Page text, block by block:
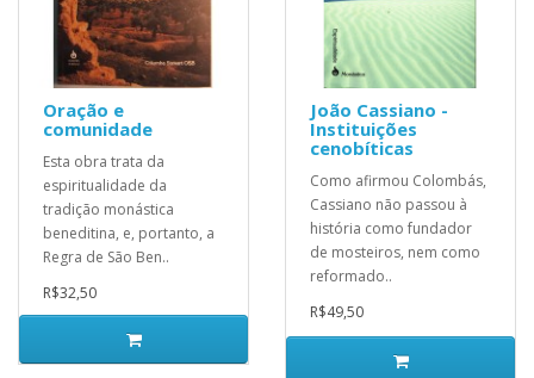
Oração e
comunidade
Esta obra trata da
espiritualidade da
tradição monástica
beneditina, e, portanto, a
Regra de São Ben..
R$32,50
João Cassiano -
Instituições
cenobíticas
Como afirmou Colombás,
Cassiano não passou à
história como fundador
de mosteiros, nem como
reformado..
R$49,50